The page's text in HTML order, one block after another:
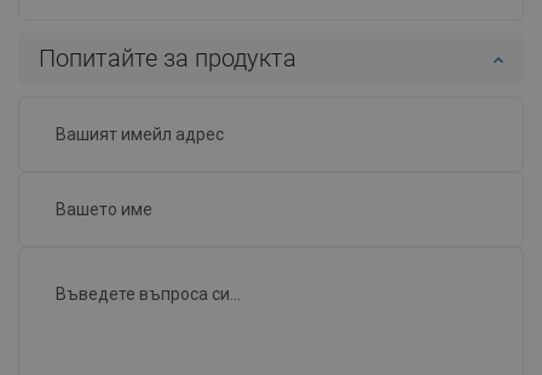
Попитайте за продукта